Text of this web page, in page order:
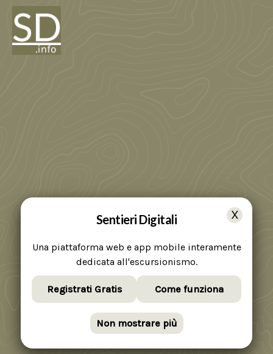
Sentieri Digitali
Una piattaforma web e app mobile interamente
dedicata all'escursionismo.
Registrati Gratis Come funziona
Non mostrare più